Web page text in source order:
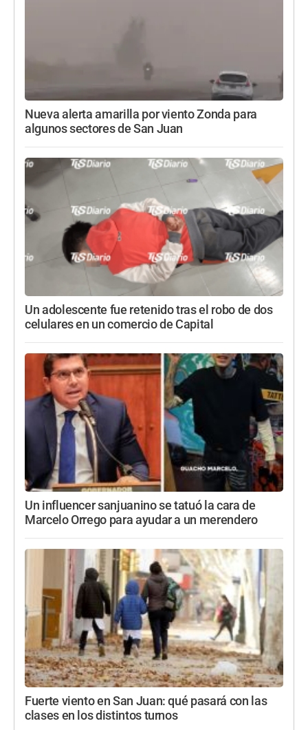
Nueva alerta amarilla por viento Zonda para
algunos sectores de San Juan
Un adolescente fue retenido tras el robo de dos
celulares en un comercio de Capital
Un influencer sanjuanino se tatuó la cara de
Marcelo Orrego para ayudar a un merendero
Fuerte viento en San Juan: qué pasará con las
clases en los distintos turnos